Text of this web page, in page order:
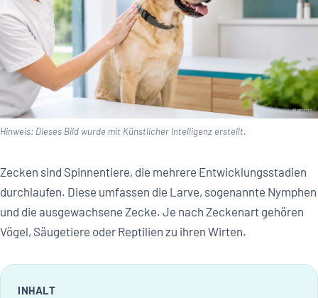
Hinweis: Dieses Bild wurde mit Künstlicher Intelligenz erstellt.
Zecken sind Spinnentiere, die mehrere Entwicklungsstadien
durchlaufen. Diese umfassen die Larve, sogenannte Nymphen
und die ausgewachsene Zecke. Je nach Zeckenart gehören
Vögel, Säugetiere oder Reptilien zu ihren Wirten.
INHALT